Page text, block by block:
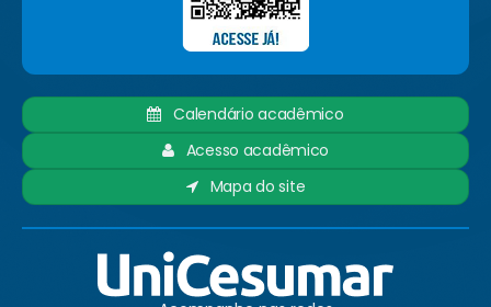
Calendário acadêmico
Acesso acadêmico
Mapa do site